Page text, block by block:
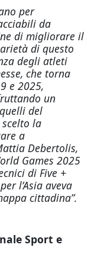
per
da
di migliorare il
di questo
degli atleti
che torna
e 2025,
un
del
la
a
Debertolis,
Games 2025
di Five +
l’Asia aveva
cittadina”.
Sport e